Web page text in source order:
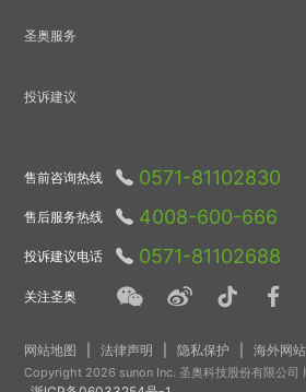
圣奥服务
投诉建议
售前咨询热线 0571-81102830
售后服务热线 4008-600-666
投诉建议电话 0571-81102688
关注圣奥
网站地图 法律声明 隐私保护 海外网站
Copyright 2026 sunon Inc. 圣奥科技股份有限公司